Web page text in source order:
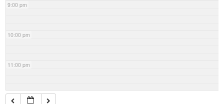
9:00 pm
10:00 pm
11:00 pm